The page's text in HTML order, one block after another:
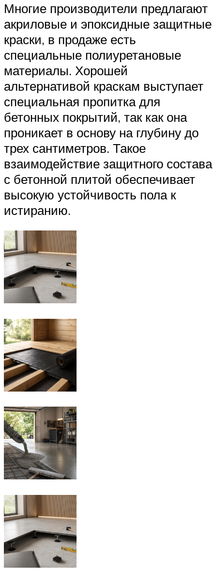
Многие производители предлагают
акриловые и эпоксидные защитные
краски, в продаже есть
специальные полиуретановые
материалы. Хорошей
альтернативой краскам выступает
специальная пропитка для
бетонных покрытий, так как она
проникает в основу на глубину до
трех сантиметров. Такое
взаимодействие защитного состава
с бетонной плитой обеспечивает
высокую устойчивость пола к
истиранию.